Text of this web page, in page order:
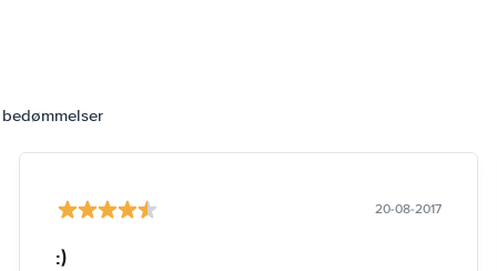
20-08-2017
:)